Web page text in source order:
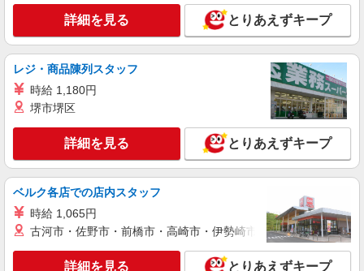
【介護福祉士】 月給：305,300円 年収例：410
万円〜 ※下記毎月平均的に支払われる手当を含み
ます。 ・職務手当 ・特別職務手当 ・特別地域手
当 ・（東京都）居住支援特別手当 ・働きがい向上
手当 ・特別夜勤手当 ・日祝手当（月平均2回分）
・夜勤手当（月平均5回分） ※居住支援特別手当
は勤続5年目までの方はさらに1万円支給（再入社
東京都板橋区三園2丁目12-14
キープ 詳細を見る
正社員
SOMPOケア ラヴィーレ高島平/5004aa1
介護スタッフ
【介護福祉士】 月給：305,300円 年収例：410
万円〜 ※下記毎月平均的に支払われる手当を含み
ます。 ・職務手当 ・特別職務手当 ・特別地域手
当 ・（東京都）居住支援特別手当 ・働きがい向上
手当 ・特別夜勤手当 ・日祝手当（月平均2回分）
・夜勤手当（月平均5回分） ※居住支援特別手当
は勤続5年目までの方はさらに1万円支給（再入社
詳細を見る
詳細を見る とりあえずキープ
レジ・商品陳列スタッフ
時給 1,180円
堺市堺区
詳細を見る とりあえずキープ
ベルク各店での店内スタッフ
時給 1,065円
古河市・佐野市・前橋市・高崎市・伊勢崎市・太田市・館林市
詳細を見る とりあえずキープ